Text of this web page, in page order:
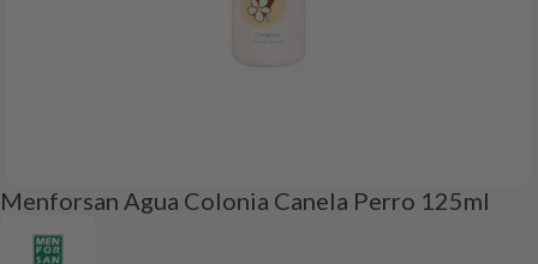
Menforsan Agua Colonia Canela Perro 125ml